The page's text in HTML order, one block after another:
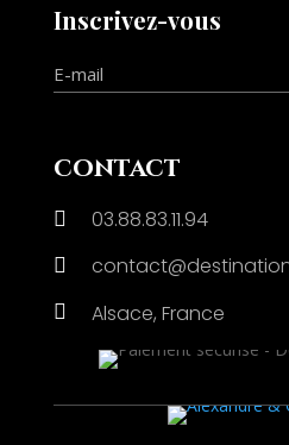
Inscrivez-vous
contact
 03.88.83.11.94

 Alsace, France